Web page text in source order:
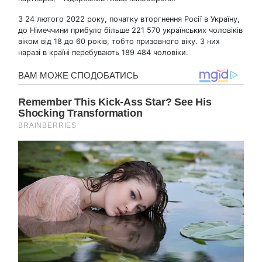
З 24 лютого 2022 року, початку вторгнення Росії в Україну,
до Німеччини прибуло більше 221 570 українських чоловіків
віком від 18 до 60 років, тобто призовного віку. З них
наразі в країні перебувають 189 484 чоловіки.